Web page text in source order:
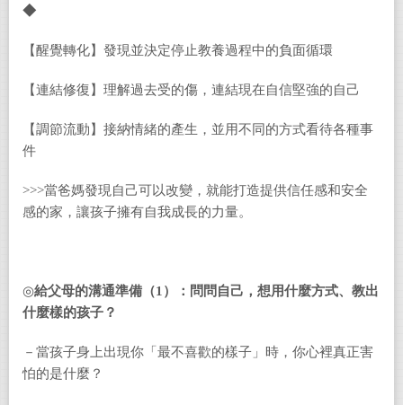
◆
【醒覺轉化】發現並決定停止教養過程中的負面循環
【連結修復】理解過去受的傷，連結現在自信堅強的自己
【調節流動】接納情緒的產生，並用不同的方式看待各種事
件
>>>當爸媽發現自己可以改變，就能打造提供信任感和安全
感的家，讓孩子擁有自我成長的力量。
◎給父母的溝通準備（1 ）：問問自己，想用什麼方式、教出
什麼樣的孩子？
－當孩子身上出現你「最不喜歡的樣子」時，你心裡真正害
怕的是什麼？